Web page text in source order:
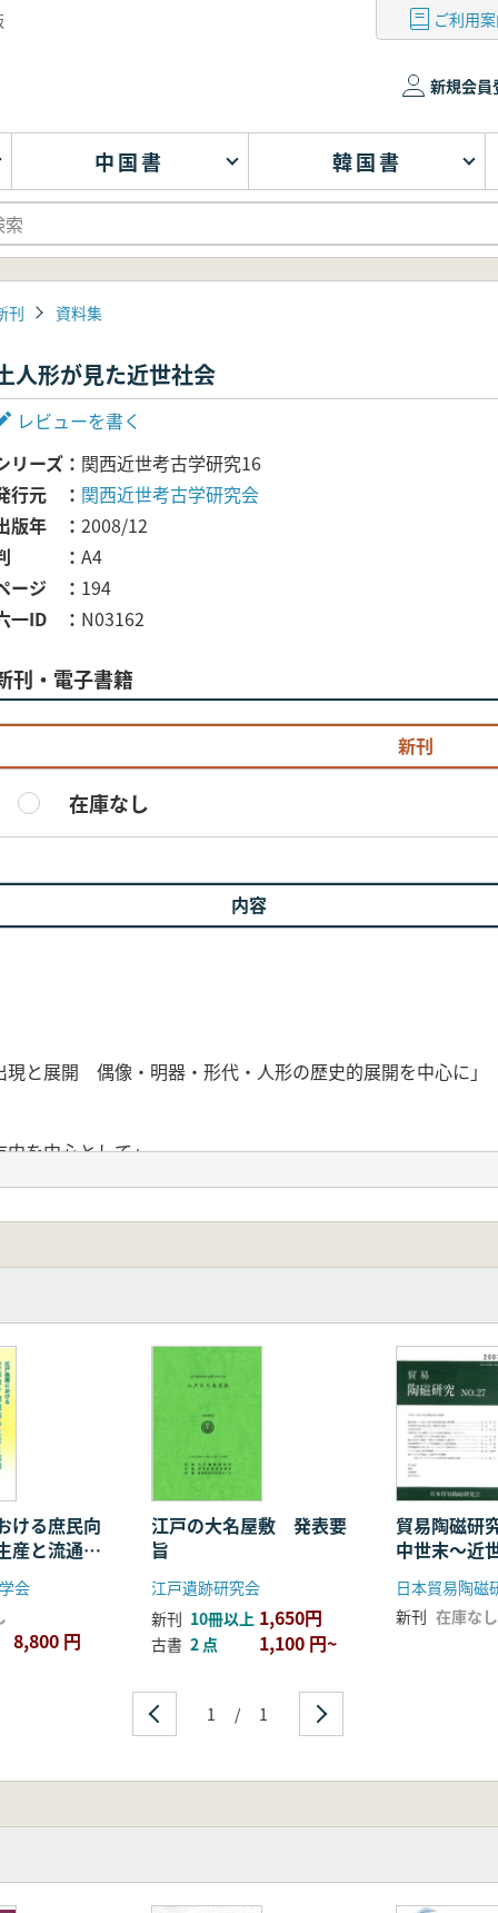
ご利用
新規会員
中国書 韓国書
刊 資料集
人形が見た近世社会
レビューを書く
リーズ
関西近世考古学研究16
行元
関西近世考古学研究会
版年
2008/12
A4
ージ
194
一ID
N03162
刊・電子書籍
新刊
在庫なし
内容
と展開 偶像・明器・形代・人形の歴史的展開を中心に」
を中心として」
ける庶民向
産と流通
関西編)
会
8,800 円
江戸の大名屋敷 発表要
旨
江戸遺跡研究会
新刊 10冊以上 1,650円
古書 2 点 1,100 円~
貿易陶磁
中世末〜近
流通の諸問
日本貿易陶磁
新刊 在庫なし
1 / 1